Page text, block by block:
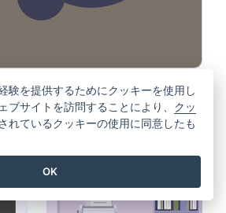
編集
験を提供するためにクッキーを使用し
ブサイトを訪問することにより、 クッ
れているクッキーの使用に同意したも
OK